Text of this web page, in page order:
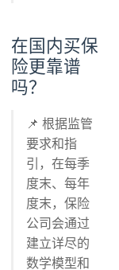
在国内买保
险更靠谱
吗？
📌 根据监管
要求和指
引，在每季
度末、每年
度末，保险
公司会通过
建立详尽的
数学模型和